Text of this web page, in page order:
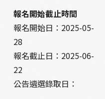
報名開始截止時間
報名開始日： 2025-05-
28
報名截止日： 2025-06-
22
公告遴選錄取日：